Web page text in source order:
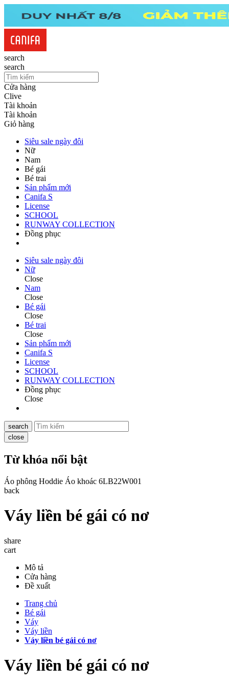
search
search
Cửa hàng
Clive
Tài khoản
Tài khoản
Giỏ hàng
Siêu sale ngày đôi
Nữ
Nam
Bé gái
Bé trai
Sản phẩm mới
Canifa S
License
SCHOOL
RUNWAY COLLECTION
Đồng phục
Siêu sale ngày đôi
Nữ
Close
Nam
Close
Bé gái
Close
Bé trai
Close
Sản phẩm mới
Canifa S
License
SCHOOL
RUNWAY COLLECTION
Đồng phục
Close
search
close
Từ khóa nổi bật
Áo phông Hoddie Áo khoác 6LB22W001
back
Váy liền bé gái có nơ
share
cart
Mô tả
Cửa hàng
Đề xuất
Trang chủ
Bé gái
Váy
Váy liền
Váy liền bé gái có nơ
Váy liền bé gái có nơ